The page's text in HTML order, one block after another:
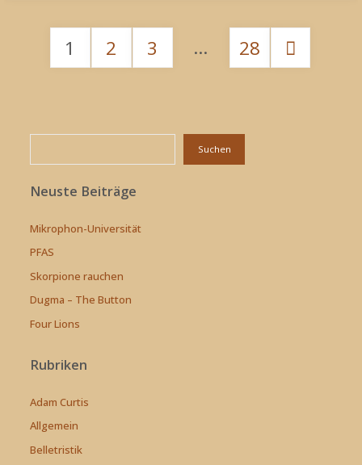
Golden
Silver
Seitennummerierung
der
Beiträge
1 2 3 … 28
Suchen
Neuste Beiträge
Mikrophon-Universität
PFAS
Skorpione rauchen
Dugma – The Button
Four Lions
Rubriken
Adam Curtis
Allgemein
Belletristik